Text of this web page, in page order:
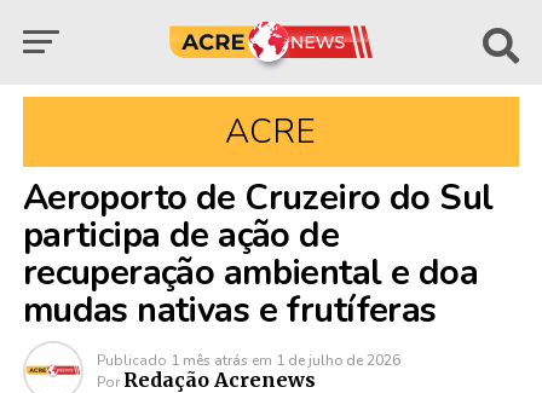
ACRE
Aeroporto de Cruzeiro do Sul
participa de ação de
recuperação ambiental e doa
mudas nativas e frutíferas
Publicado 1 mês atrás em 1 de julho de 2026
Por Redação Acrenews